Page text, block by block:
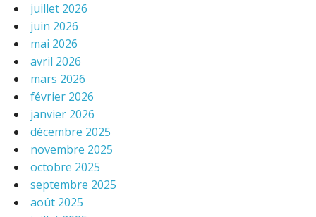
juillet 2026
juin 2026
mai 2026
avril 2026
mars 2026
février 2026
janvier 2026
décembre 2025
novembre 2025
octobre 2025
septembre 2025
août 2025